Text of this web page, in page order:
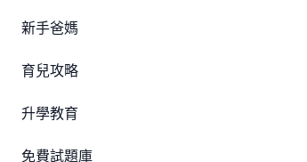
新手爸媽
育兒攻略
升學教育
免費試題庫